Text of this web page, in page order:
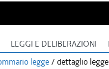
LEGGI E DELIBERAZIONI
legge / dettaglio legge